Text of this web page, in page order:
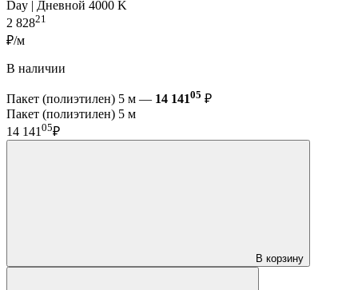
Day | Дневной 4000 K
2 82821
₽/м
В наличии
Пакет (полиэтилен) 5 м — 14 14105 ₽
Пакет (полиэтилен) 5 м
14 14105₽
В корзину